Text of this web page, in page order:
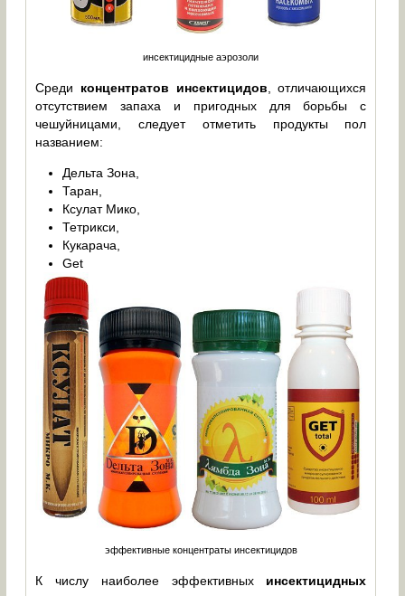
инсектицидные аэрозоли
Среди концентратов инсектицидов , отличающихся
отсутствием запаха и пригодных для борьбы с
чешуйницами, следует отметить продукты пол
названием:
Дельта Зона,
Таран,
Ксулат Мико,
Тетрикси,
Кукарача,
Get
эффективные концентраты инсектицидов
К числу наиболее эффективных инсектицидных